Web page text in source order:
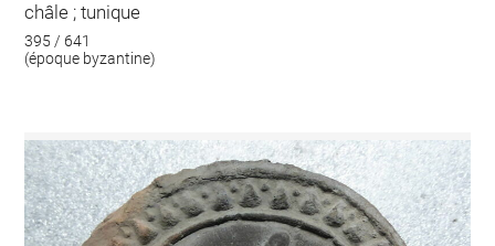
châle ; tunique
395 / 641
(époque byzantine)